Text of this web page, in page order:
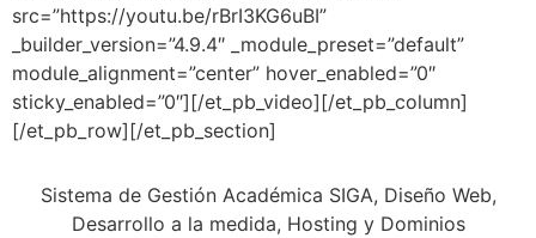
src=”https://youtu.be/rBrI3KG6uBI”
_builder_version=”4.9.4″ _module_preset=”default”
module_alignment=”center” hover_enabled=”0″
sticky_enabled=”0″][/et_pb_video][/et_pb_column]
[/et_pb_row][/et_pb_section]
Sistema de Gestión Académica SIGA, Diseño Web,
Desarrollo a la medida, Hosting y Dominios